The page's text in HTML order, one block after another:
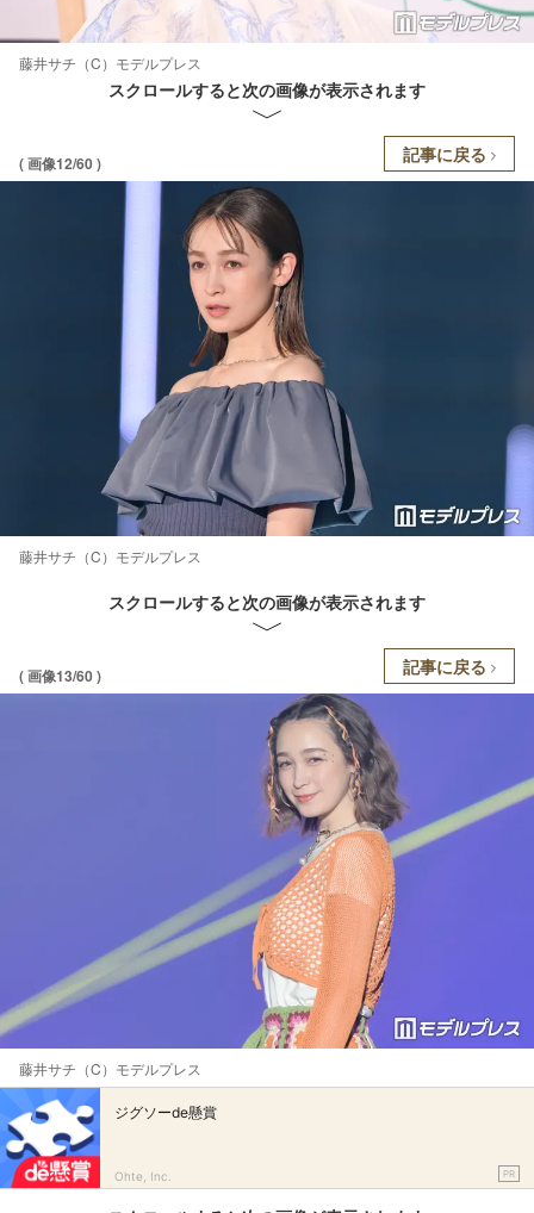
藤井サチ（C）モデルプレス
スクロールすると次の画像が表示されます
( 画像12/60 ) 記事に戻る
藤井サチ（C）モデルプレス
スクロールすると次の画像が表示されます
( 画像13/60 ) 記事に戻る
藤井サチ（C）モデルプレス
ジグソーde懸賞
Ohte, Inc. PR